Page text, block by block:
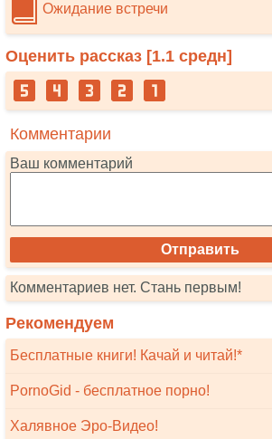
Ожидание встречи
Оценить рассказ [1.1 средн]
Комментарии
Ваш комментарий
Комментариев нет. Стань первым!
Рекомендуем
Бесплатные книги! Качай и читай!*
PornoGid - бесплатное порно!
Халявное Эро-Видео!